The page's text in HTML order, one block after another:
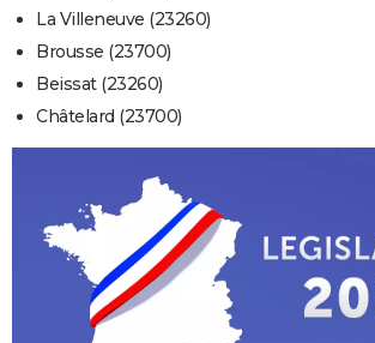
La Villeneuve (23260)
Brousse (23700)
Beissat (23260)
Châtelard (23700)